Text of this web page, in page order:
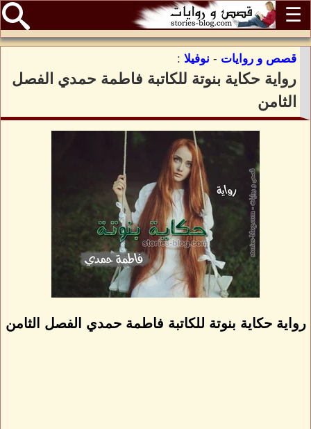
☰
قصص و روايات - نوفيلا :
رواية حكاية بنوتة للكاتبة فاطمة حمدي الفصل
الثامن
رواية حكاية بنوتة للكاتبة فاطمة حمدي الفصل الثامن